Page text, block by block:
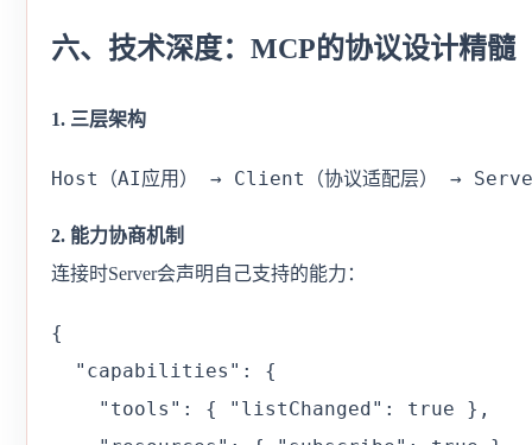
六、技术深度：MCP的协议设计精髓
1. 三层架构
Host（AI应用） → Client（协议适配层） →
2. 能力协商机制
连接时Server会声明自己支持的能力：
{
  "capabilities": {
    "tools": { "listChanged": true },